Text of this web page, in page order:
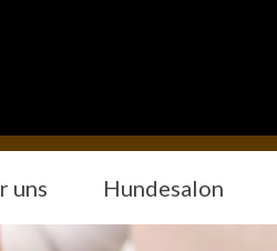
uns Hundesalon